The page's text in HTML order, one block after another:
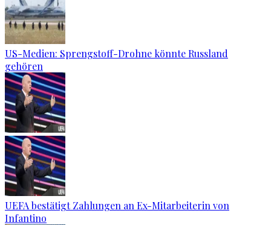
US-Medien: Sprengstoff-Drohne könnte Russland
gehören
UEFA bestätigt Zahlungen an Ex-Mitarbeiterin von
Infantino